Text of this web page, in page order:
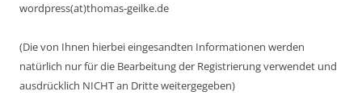
wordpress(at)thomas-geilke.de
(Die von Ihnen hierbei eingesandten Informationen werden
natürlich nur für die Bearbeitung der Registrierung verwendet und
ausdrücklich NICHT an Dritte weitergegeben)